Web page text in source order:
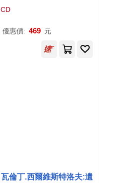
歌曲《致遠方的愛人》/ 鋼
Piano Sonata No. 29 “H
Ferne Geliebte / Nobuyu
CD
優惠價: 469 元
瓦倫丁.西爾維斯特洛夫:遺